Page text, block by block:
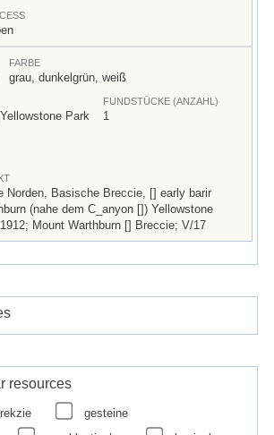
FARBE
grau, dunkelgrün, weiß
Park
FUNDSTÜCKE (ANZAHL)
1
Norden, Basische Breccie, [] early barir
(nahe dem C_anyon []) Yellowstone
Mount Warthburn [] Breccie; V/17
resources
gesteine